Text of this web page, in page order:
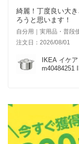
綺麗！丁度良い大
ろうと思います！
自分用｜実用品・普段
注文日：2026/08/01
IKEA イケ
m40484251